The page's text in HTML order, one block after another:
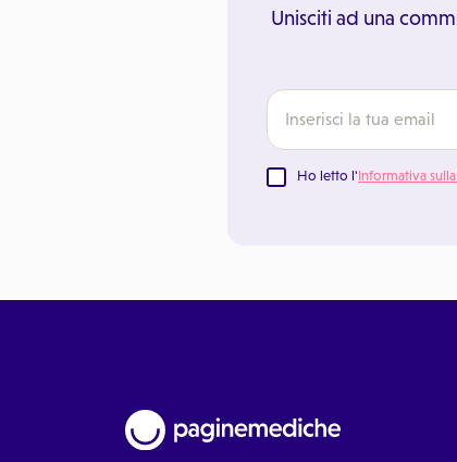
Unisciti ad una
Ho letto l'Informativa